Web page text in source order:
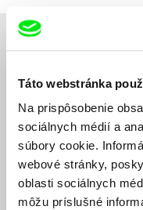
Táto webstránka
Na prispôsobenie
sociálnych médií a
súbory cookie.
webové stránky,
oblasti sociálnych
môžu príslušné
Súvisiace filmy (20)
Gilles de Maistre